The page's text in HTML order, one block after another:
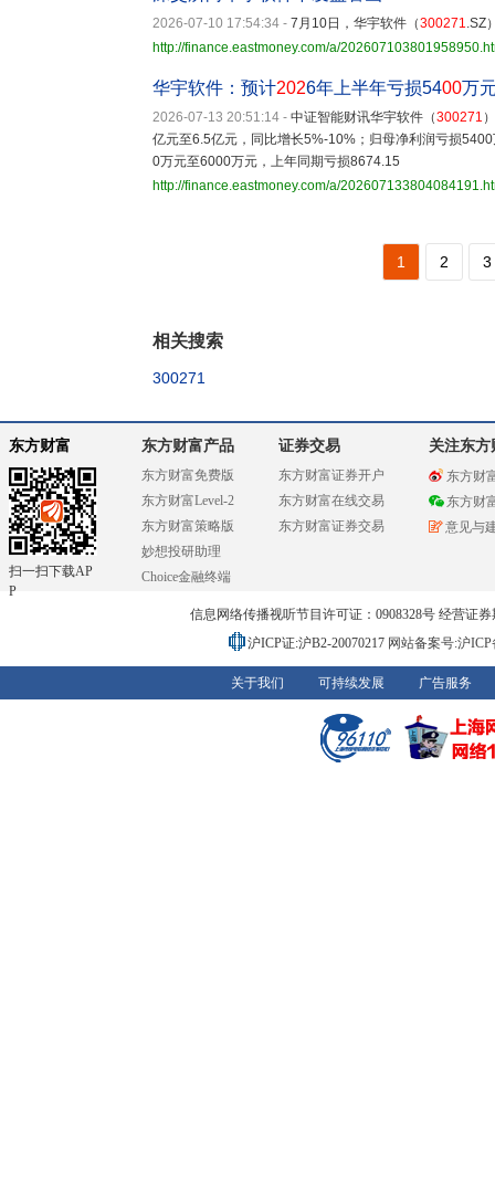
2026-07-10 17:54:34 - 7月10日，华宇软件（300271.SZ
http://finance.eastmoney.com/a/
华宇软件：预计2026年上半年亏损5400万
2026-07-13 20:51:14 - 中证智能财讯华宇软件（300271
亿元至6.5亿元，同比增长5%-10%；归母净利润亏损
0万元至6000万元，上年同期亏损8674.15
http://finance.eastmoney.com/a/
1 2 3
相关搜索
300271
东方财富
扫一扫下载AP
P
东方财富产品
东方财富免费版
东方财富Level-2
东方财富策略版
妙想投研助理
Choice金融终端
证券交易
东方财富证券开户
东方财富在线交易
东方财富证券交易
关注东方
东方财
东方财
意见与
信息网络传播视听节目许可证：0908328号 经营证
沪ICP证:沪B2-20070217 网站备案号:沪
关于我们 可持续发展 广告服务